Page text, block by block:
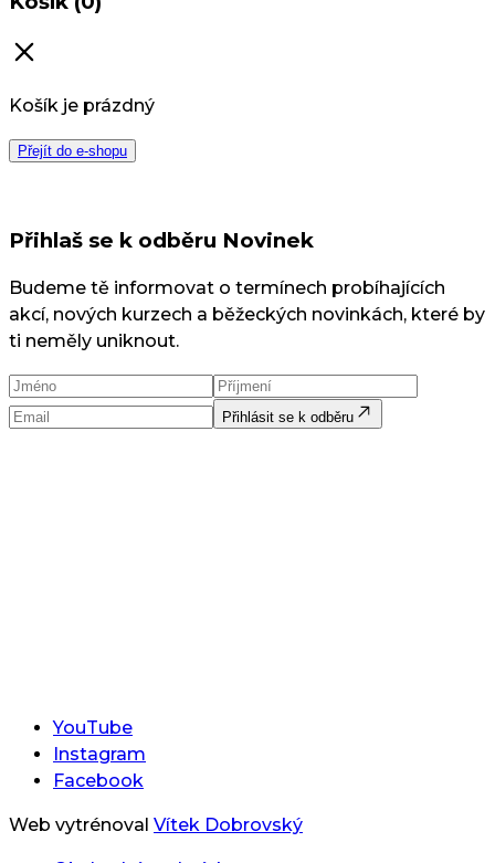
Košík je prázdný
Přejít do e-shopu
Přihlaš se k odběru Novinek
Budeme tě informovat o termínech probíhajících
akcí, nových kurzech a běžeckých novinkách, které by
ti neměly uniknout.
Přihlásit se k odběru
YouTube
Instagram
Facebook
Web vytrénoval Vítek Dobrovský